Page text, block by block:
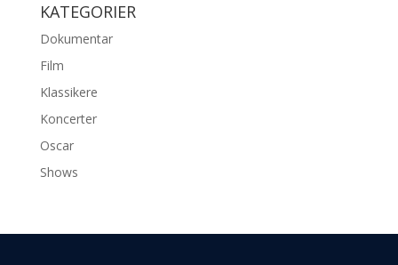
KATEGORIER
Dokumentar
Film
Klassikere
Koncerter
Oscar
Shows